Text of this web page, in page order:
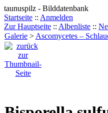
taunuspilz - Bilddatenbank
Startseite :: Anmelden
Zur Hauptseite :: Albenliste ::
Galerie > Ascomycetes –